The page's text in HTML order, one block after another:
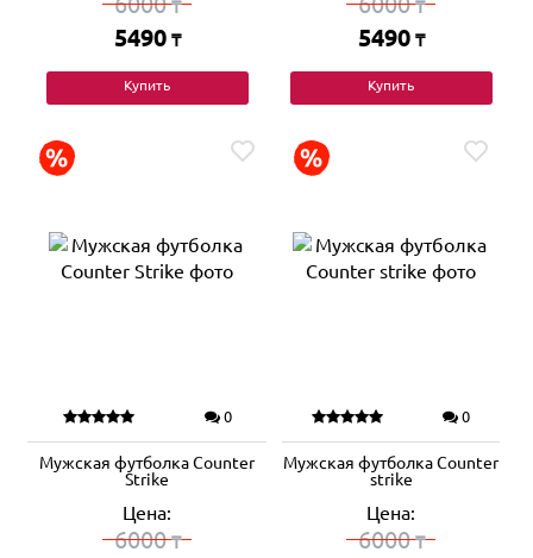
₸
5490 ₸
Купить
₸
5490 ₸
Купить
0
Мужская футболка Counter
Strike
Цена:
6000₸
0
Мужская футболка Counter
strike
Цена:
6000₸